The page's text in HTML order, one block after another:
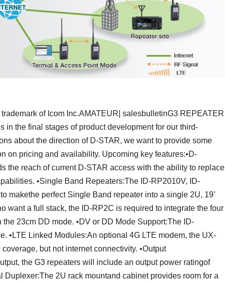
of Icom Inc.AMATEUR| salesbulletinG3 REPEATER
the final stages of product development for our third-
about the direction of D-STAR, we want to provide some
on pricing and availability. Upcoming key features:•D-
the reach of current D-STAR access with the ability to replace
•Single Band Repeaters:The ID-RP2010V, ID-
makethe perfect Single Band repeater into a single 2U, 19’
want a full stack, the ID-RP2C is required to integrate the four
23cm DD mode. •DV or DD Mode Support:The ID-
•LTE Linked Modules:An optional 4G LTE modem, the UX-
but not internet connectivity. •Output
the G3 repeaters will include an output power ratingof
Duplexer:The 2U rack mountand cabinet provides room for a